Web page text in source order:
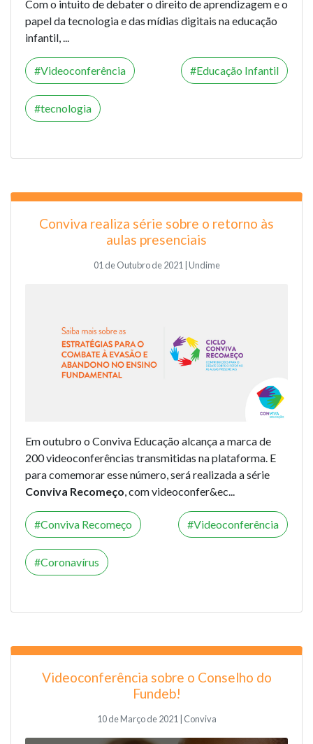
Com o intuito de debater o direito de aprendizagem e o
papel da tecnologia e das mídias digitais na educação
infantil, ...
Videoconferência Educação Infantil
tecnologia
Conviva realiza série sobre o retorno às
aulas presenciais
01 de Outubro de 2021 | Undime
Em outubro o Conviva Educação alcança a marca de
200 videoconferências transmitidas na plataforma. E
para comemorar esse número, será realizada a série
Conviva Recomeço, com videoconfer&ec...
Conviva Recomeço Videoconferência
Coronavírus
Videoconferência sobre o Conselho do
Fundeb!
10 de Março de 2021 | Conviva